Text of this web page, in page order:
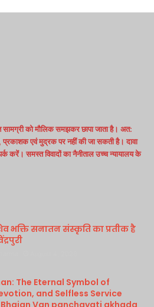
को मौलिक समझकर छापा जाता है। अत:
प्रकाशक एवं मुद्रक पर नहीं की जा सकती है। दावा
करें। समस्त विवादों का नैनीताल उच्च न्यायालय के
भक्ति सनातन संस्कृति का प्रतीक है
The Eternal Symbol of
and Selfless Service
Bhajan Van panchayati akhada